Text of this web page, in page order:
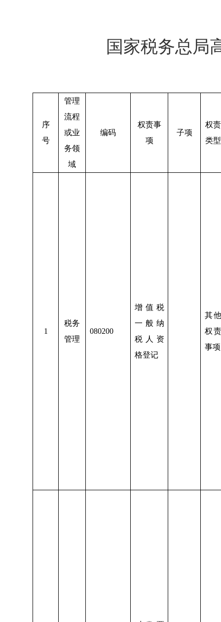
国家税务总局
序
号
管理
流程
或业
务领
域
编码
权责事
项
子项
权责
类型
1
税务
管理
080200
增值税
一般纳
税人资
格登记
其
权
事项